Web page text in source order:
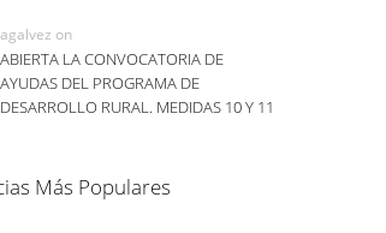
agalvez on
ABIERTA LA CONVOCATORIA DE
AYUDAS DEL PROGRAMA DE
DESARROLLO RURAL. MEDIDAS 10 Y 11
Más Populares